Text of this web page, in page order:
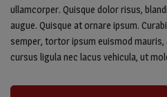
ullamcorper. Quisque dolor risus,
augue. Quisque at ornare ipsum.
semper, tortor ipsum euismod mauris,
cursus ligula nec lacus vehicula, ut